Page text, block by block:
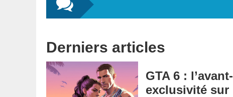
Derniers articles
GTA 6 :
exclusivité sur